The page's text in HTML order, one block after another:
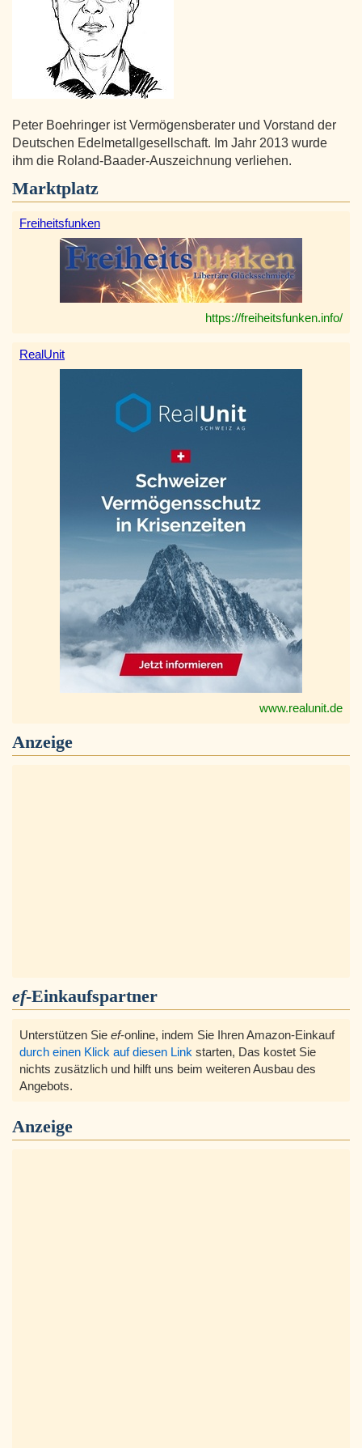
Peter Boehringer ist Vermögensberater und Vorstand der
Deutschen Edelmetallgesellschaft. Im Jahr 2013 wurde
ihm die Roland-Baader-Auszeichnung verliehen.
Marktplatz
Freiheitsfunken
https://freiheitsfunken.info/
RealUnit
www.realunit.de
Anzeige
ef-Einkaufspartner
Unterstützen Sie ef-online, indem Sie Ihren Amazon-Einkauf
durch einen Klick auf diesen Link starten, Das kostet Sie
nichts zusätzlich und hilft uns beim weiteren Ausbau des
Angebots.
Anzeige